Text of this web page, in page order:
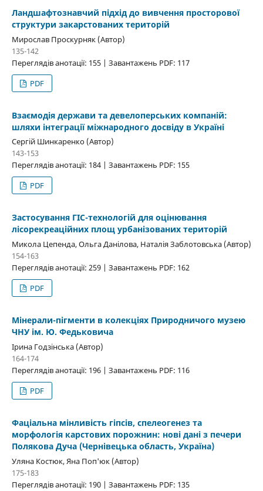
Ландшафтознавчий підхід до вивчення просторової
структури закарстованих територій
Мирослав Проскурняк (Автор)
135-142
Переглядів анотації: 155 | Завантажень PDF: 117
PDF
Взаємодія держави та девелоперських компаній:
шляхи інтеграції міжнародного досвіду в Україні
Сергій Шинкаренко (Автор)
143-153
Переглядів анотації: 184 | Завантажень PDF: 155
PDF
Застосування ГІС-технологій для оцінювання
лісорекреаційних площ урбанізованих територій
Микола Цепенда, Ольга Данілова, Наталія Заблотовська (Автор)
154-163
Переглядів анотації: 259 | Завантажень PDF: 162
PDF
Мінерали-пігменти в колекціях Природничого музею
ЧНУ ім. Ю. Федьковича
Ірина Годзінська (Автор)
164-174
Переглядів анотації: 196 | Завантажень PDF: 116
PDF
Фаціальна мінливість гіпсів, спелеогенез та
морфологія карстових порожнин: нові дані з печери
Полякова Дуча (Чернівецька область, Україна)
Уляна Костюк, Яна Поп'юк (Автор)
175-183
Переглядів анотації: 190 | Завантажень PDF: 135